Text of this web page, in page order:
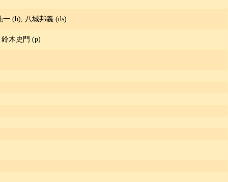
一 (b), 八城邦義 (ds)
鈴木史門 (p)